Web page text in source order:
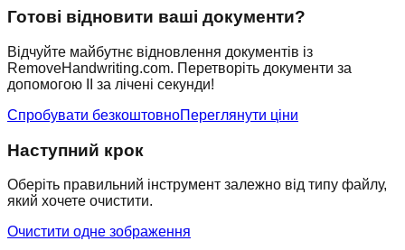
Готові відновити ваші документи?
Відчуйте майбутнє відновлення документів із
RemoveHandwriting.com. Перетворіть документи за
допомогою ІІ за лічені секунди!
Спробувати безкоштовноПереглянути ціни
Наступний крок
Оберіть правильний інструмент залежно від типу файлу,
який хочете очистити.
Очистити одне зображення